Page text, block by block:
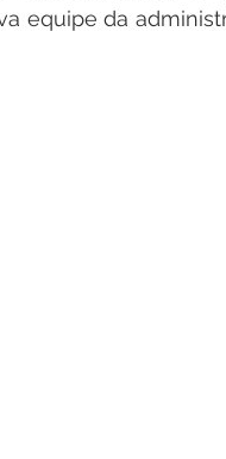
Nota de
equipe da